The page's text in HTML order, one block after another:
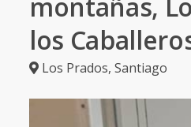
los
Los Prados, Santiago